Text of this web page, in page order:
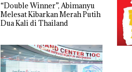
“Double Winner”, Abimanyu
Melesat Kibarkan Merah Putih
Dua Kali di Thailand